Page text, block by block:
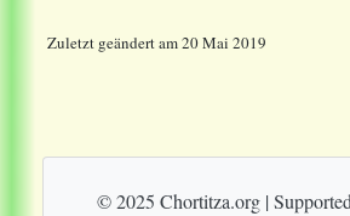
Zuletzt geändert am 20 Mai 2019
© 2025 Chortitza.org |